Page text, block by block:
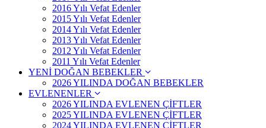
2016 Yılı Vefat Edenler
2015 Yılı Vefat Edenler
2014 Yılı Vefat Edenler
2013 Yılı Vefat Edenler
2012 Yılı Vefat Edenler
2011 Yılı Vefat Edenler
YENİ DOĞAN BEBEKLER
2026 YILINDA DOĞAN BEBEKLER
EVLENENLER
2026 YILINDA EVLENEN ÇİFTLER
2025 YILINDA EVLENEN ÇİFTLER
2024 YILINDA EVLENEN ÇİFTLER